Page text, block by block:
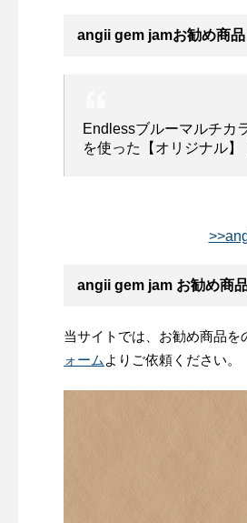
angii gem jamお勧め商品
Endlessブルーマルチカ
を使った【オリジナル】
angii gem jam お勧め商
当サイトでは、お勧め商品
ォーム よりご依頼ください。